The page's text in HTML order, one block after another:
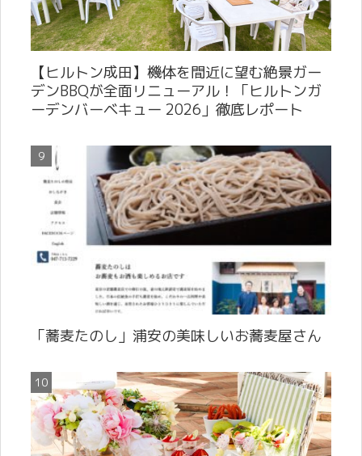
【ヒルトン成田】機体を間近に望む絶景ガー
デンBBQが全面リニューアル！「ヒルトンガ
ーデンバーベキュー 2026」徹底レポート
「蕎麦たのし」浦安の美味しいお蕎麦屋さん